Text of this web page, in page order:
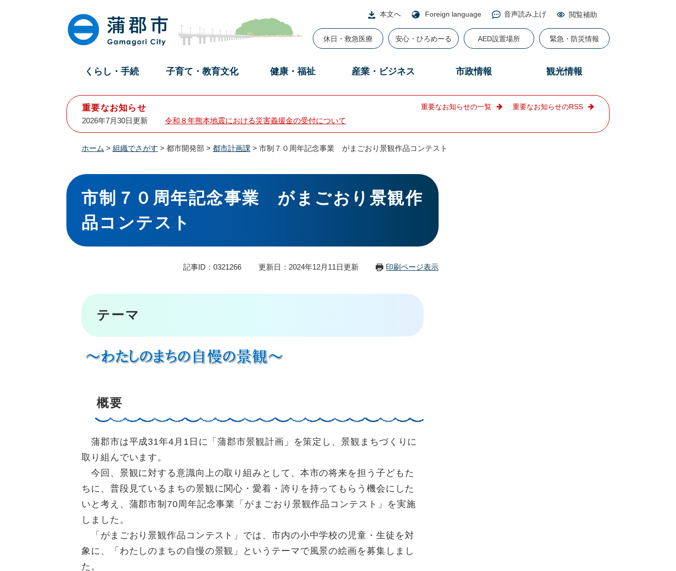
本文へ Foreign language 音声読み上げ 閲覧補助
休日・救急医療 安心・ひろめーる AED設置場所 緊急・防災情報
くらし・手続 子育て・教育文化 健康・福祉 産業・ビジネス 市政情報 観光情報
重要なお知らせ
2026年7月30日更新 令和８年熊本地震における災害義援金の受付について
重要なお知らせの一覧 重要なお知らせのRSS
ホーム > 組織でさがす > 都市開発部 > 都市計画課 > 市制７０周年記念事業 がまごおり景観作品コンテスト
本
文
市制７０周年記念事業 がまごおり景観作
品コンテスト
記事ID：0321266 更新日：2024年12月11日更新 印刷ページ表示
テーマ
概要
蒲郡市は平成31年4月1日に「蒲郡市景観計画」を策定し、景観まちづくりに
取り組んでいます。
今回、景観に対する意識向上の取り組みとして、本市の将来を担う子どもた
ちに、普段見ているまちの景観に関心・愛着・誇りを持ってもらう機会にした
いと考え、蒲郡市制70周年記念事業「がまごおり景観作品コンテスト」を実施
しました。
「がまごおり景観作品コンテスト」では、市内の小中学校の児童・生徒を対
象に、「わたしのまちの自慢の景観」というテーマで風景の絵画を募集しまし
た。